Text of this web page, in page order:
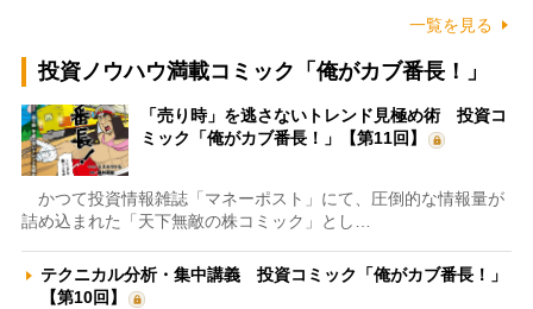
一覧を見る
投資ノウハウ満載コミック「俺がカブ番長！」
「売り時」を逃さないトレンド見極め術 投資コ
ミック「俺がカブ番長！」【第11回】
かつて投資情報雑誌「マネーポスト」にて、圧倒的な情報量が
詰め込まれた「天下無敵の株コミック」とし…
テクニカル分析・集中講義 投資コミック「俺がカブ番長！」
【第10回】